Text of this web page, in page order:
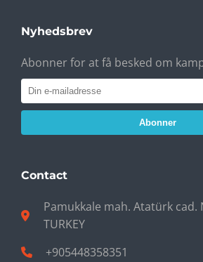
Nyhedsbrev
Abonner for at få besked om
Abonner
Contact
Pamukkale mah. Atatürk cad.
TURKEY
+905448358351